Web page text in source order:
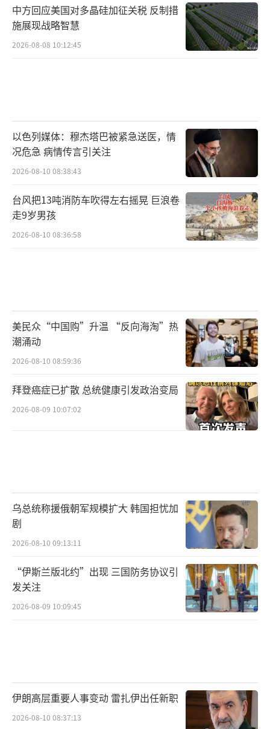
中方回应美国对多晶硅加征关税 反制措
施展现战略智慧
2026-08-08 10:12:45
以色列媒体：穆杰塔巴被紧急送医，情
况危急 病情传言引关注
2026-08-10 08:38:43
台风把13吨消防车吹得左右摇晃 巨浪卷
走9岁男孩
2026-08-10 08:36:58
美民众“中国购”升温 “反向海淘”热
潮涌动
2026-08-10 08:59:36
拜登癌症已扩散 总统健康引发政治变局
2026-08-09 10:07:02
乌总统称援俄朝军规模扩大 韩国担忧加
剧
2026-08-10 09:13:11
“伊斯兰版北约”出现 三国防务协议引
发关注
2026-08-09 10:09:45
伊朗高层重要人事变动 雷扎伊出任新职
2026-08-10 08:37:13